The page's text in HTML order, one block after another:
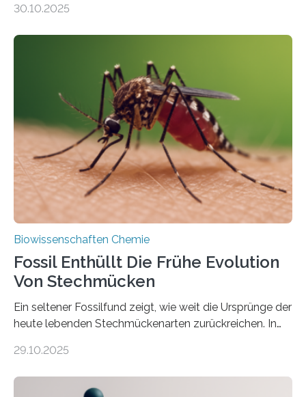
Landpflanzen zählen zu den komplexesten
Grünalgen, die vor Hunderten von Millionen Jahren
lebten. Unter den Vorfahren sticht eine Gruppe heraus,
die noch heute in der Natur vorkommt: die
Süßwasseralge Coleochaetophyceae. Einige Arten
dieser Gruppe bilden aus Zellfäden dichte Geflechte
mit scheibenförmiger Gestalt. Was auffällig ist: Die
nächsten…
30.10.2025
Biowissenschaften Chemie
Fossil Enthüllt Die Frühe Evolution
Von Stechmücken
Ein seltener Fossilfund zeigt, wie weit die Ursprünge der
heute lebenden Stechmückenarten zurückreichen. In
Forschende die bisher älteste bekannte Stechmücken-
Region Kachin in Myanmar und hat sich in
29.10.2025